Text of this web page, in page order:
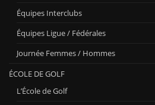
Équipes Interclubs
Équipes Ligue / Fédérales
Journée Femmes / Hommes
ÉCOLE DE GOLF
L’École de Golf